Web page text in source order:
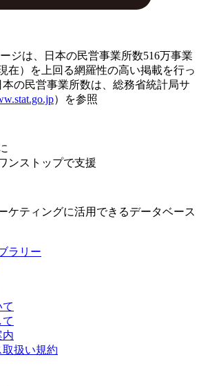
ジは、日本の民営事業所数516万事業
在）を上回る網羅性の高い掲載を行っ
の民営事業所数は、総務省統計局サ
）を参照
ンストップで支援
ケティングに活用できるデータベース
内
扱い規約